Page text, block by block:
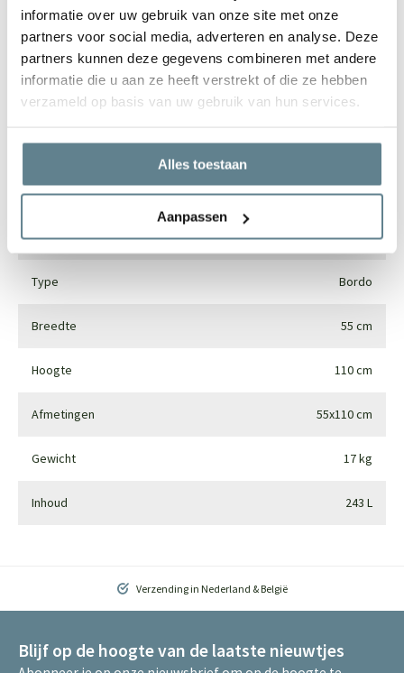
informatie over uw gebruik van onze site met onze
partners voor social media, adverteren en analyse. Deze
partners kunnen deze gegevens combineren met andere
informatie die u aan ze heeft verstrekt of die ze hebben
verzameld op basis van uw gebruik van hun services.
Alles toestaan
Aanpassen
Specificaties
Merk Luca lifestyle
Vorm Vaas
Gebruik Interieur en exterieur
Materiaal Fiberglass
Type Bordo
Breedte 55 cm
Hoogte 110 cm
Afmetingen 55x110 cm
Gewicht 17 kg
Inhoud 243 L
Verzending in Nederland & België
Blijf op de hoogte van de laatste nieuwtjes